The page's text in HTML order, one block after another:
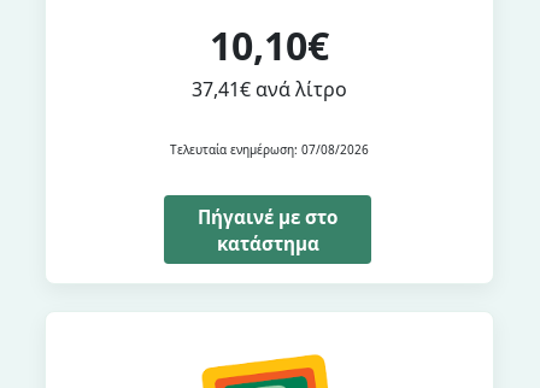
10,10€
37,41€ ανά λίτρο
Τελευταία ενημέρωση: 07/08/2026
Πήγαινέ με στο
κατάστημα